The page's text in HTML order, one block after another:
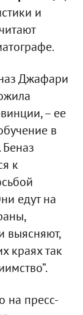
и
Джафари
– ее
в
к
едут на
выясняют,
краях так
на пресс-